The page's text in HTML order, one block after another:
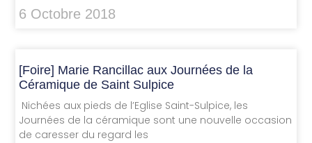
6 Octobre 2018
[Foire] Marie Rancillac aux Journées de la
Céramique de Saint Sulpice
Nichées aux pieds de l’Eglise Saint-Sulpice, les
Journées de la céramique sont une nouvelle occasion
de caresser du regard les